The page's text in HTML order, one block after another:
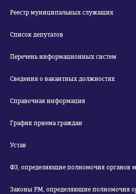
Реестр муниципальных служащих
Список депутатов
Перечень информационных систем
Сведения о вакантных должностях
Справочная информация
График приема граждан
Устав
ФЗ, определяющие полномочия органов
Законы РМ, определяющие полномочия